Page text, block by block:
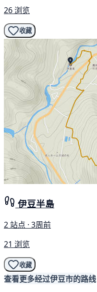
26 浏览
收藏
伊豆半島
2 站点 · 3周前
21 浏览
收藏
查看更多经过伊豆市的路线